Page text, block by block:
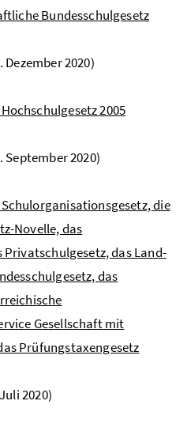
Bundesschulgesetz
Dezember 2020)
2005
September 2020)
die
Novelle, das
das Land-
das
Gesellschaft mit
Prüfungstaxengesetz
2020)